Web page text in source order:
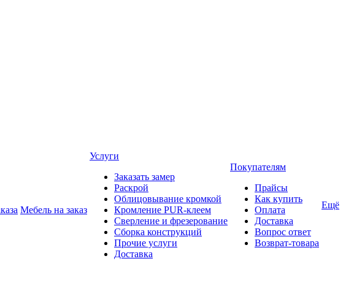
Мебель на заказ
Услуги
Заказать замер
Раскрой
Облицовывание кромкой
Кромление PUR-клеем
Сверление и фрезерование
Сборка конструкций
Прочие услуги
Доставка
Покупателям
Прайсы
Как купить
Оплата
Доставка
Вопрос ответ
Возврат-товара
Ещё